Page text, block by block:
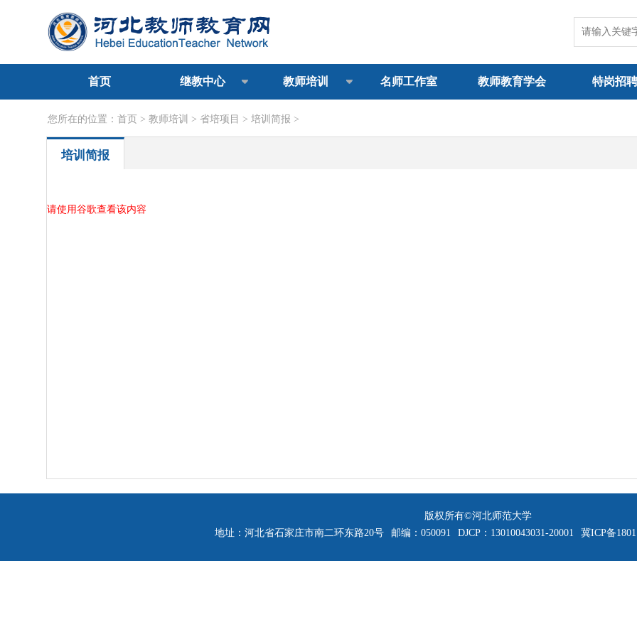
首页 继教中心 教师培训 名师工作室 教师教育学会 特岗招
您所在的位置：首页 >教师培训 >省培项目 >培训简报 >
培训简报
请使用谷歌查看该内容
版权所有©河北师范大学
地址：河北省石家庄市南二环东路20号
邮编：050091 DJCP：13010043031-20001 冀ICP备